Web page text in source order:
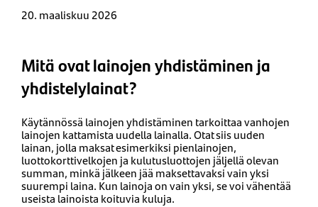
20. maaliskuu 2026
Mitä ovat lainojen yhdistäminen ja
yhdistelylainat?
Käytännössä lainojen yhdistäminen tarkoittaa vanhojen
lainojen kattamista uudella lainalla. Otat siis uuden
lainan, jolla maksat esimerkiksi pienlainojen,
luottokorttivelkojen ja kulutusluottojen jäljellä olevan
summan, minkä jälkeen jää maksettavaksi vain yksi
suurempi laina. Kun lainoja on vain yksi, se voi vähentää
useista lainoista koituvia kuluja.